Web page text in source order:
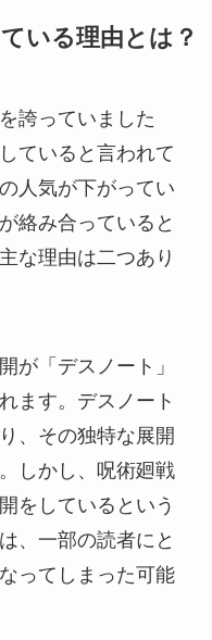
いる理由とは？
誇っていました
ていると言われて
人気が下がってい
絡み合っていると
な理由は二つあり
が「デスノート」
ます。デスノート
、その独特な展開
しかし、呪術廻戦
をしているという
、一部の読者にと
ってしまった可能